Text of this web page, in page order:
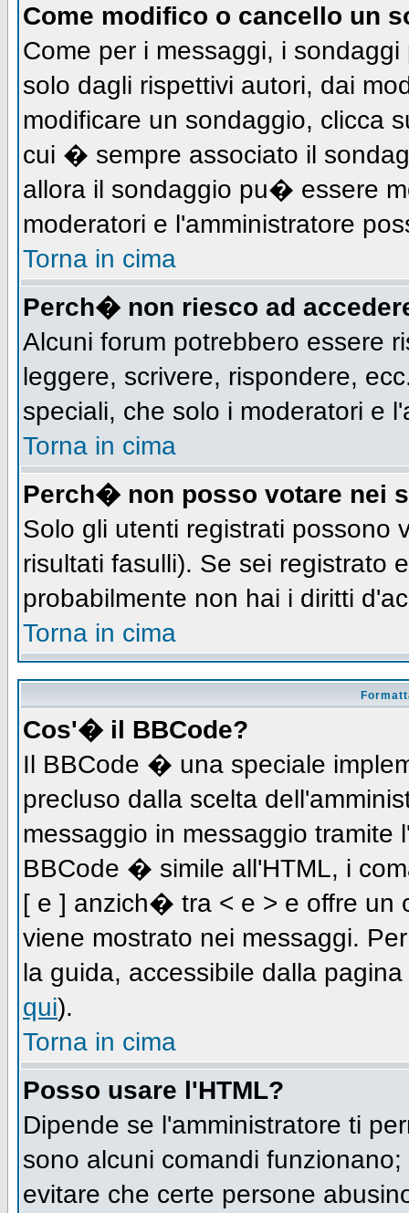
Come modifico o cancello un
Come per i messaggi, i
solo dagli rispettivi autori, dai
modificare un sondaggio, clicca
cui � sempre associato il
allora il sondaggio pu� essere
moderatori e l'amministratore
Torna in cima
Perch� non riesco ad
Alcuni forum potrebbero essere
leggere, scrivere, rispondere,
speciali, che solo i moderatori e
Torna in cima
Perch� non posso votare nei
Solo gli utenti registrati possono
risultati fasulli). Se sei registrato
probabilmente non hai i diritti
Torna in cima
Cos'� il BBCode?
Il BBCode � una speciale
precluso dalla scelta
messaggio in messaggio tramite
BBCode � simile all'HTML, i
[ e ] anzich� tra < e > e offre un
viene mostrato nei messaggi.
la guida, accessibile dalla
qui).
Torna in cima
Posso usare l'HTML?
Dipende se l'amministratore ti
sono alcuni comandi
evitare che certe persone